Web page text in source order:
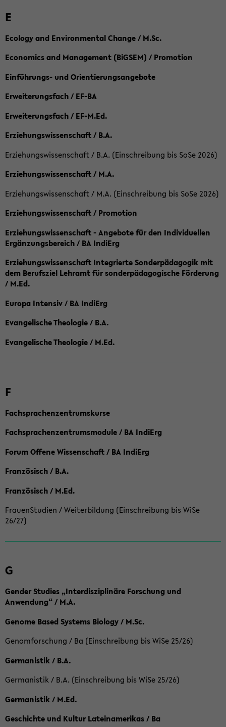
E
Ecology and Environmental Change / M.Sc.
Economics and Management (BiGSEM) / Promotion
Einführungs- und Orientierungsangebote
Erweiterungsfach / EF-BA
Erweiterungsfach / EF-M.Ed.
Erziehungswissenschaft / B.A.
Erziehungswissenschaft / B.A. (Einschreibung bis SoSe 2026)
Erziehungswissenschaft / M.A.
Erziehungswissenschaft / M.A. (Einschreibung bis SoSe 2026)
Erziehungswissenschaft / Promotion
Erziehungswissenschaft - Angebote für den Individuellen
Ergänzungsbereich / BA IndiErg
Erziehungswissenschaft Integrierte Sonderpädagogik mit
dem Berufsziel Lehramt für sonderpädagogische Förderung
/ M.Ed.
Europa Intensiv / BA IndiErg
Evangelische Theologie / B.A.
Evangelische Theologie / M.Ed.
F
Fachsprachenzentrumskurse
Fachsprachenzentrumsmodule / BA IndiErg
Forum Offene Wissenschaft / BA IndiErg
Französisch / B.A.
Französisch / M.Ed.
FrauenStudien / Weiterbildung (Einschreibung bis WiSe
26/27)
G
Gender Studies „Interdisziplinäre Forschung und
Anwendung“ / M.A.
Genome Based Systems Biology / M.Sc.
Genomforschung / Ba (Einschreibung bis WiSe 25/26)
Germanistik / B.A.
Germanistik / B.A. (Einschreibung bis WiSe 25/26)
Germanistik / M.Ed.
Geschichte und Kultur Lateinamerikas / Ba